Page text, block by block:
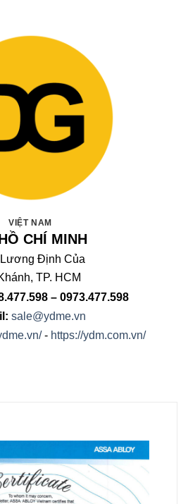
VIỆT NAM
CHÍ MINH
Định Của
TP. HCM
– 0973.477.598
sale@ydme.vn
- https://ydm.com.vn/